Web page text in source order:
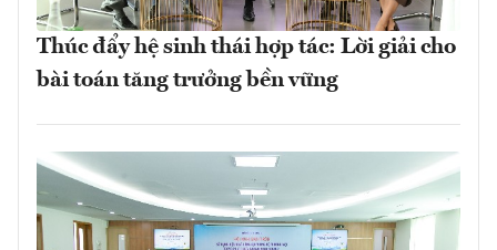
Thúc đẩy hệ sinh thái hợp tác: Lời giải cho
bài toán tăng trưởng bền vững